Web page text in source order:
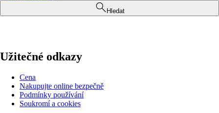
Hledat
Užitečné odkazy
Cena
Nakupujte online bezpečně
Podmínky používání
Soukromí a cookies